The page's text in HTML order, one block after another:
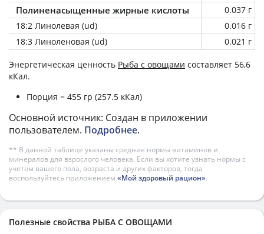
Полиненасыщенные жирные кислоты
0.037 г
18:2 Линолевая (ud)
0.016 г
18:3 Линоленовая (ud)
0.021 г
Энергетическая ценность Рыба с овощами составляет 56,6
кКал.
Порция = 455 гр (257.5 кКал)
Основной источник: Создан в приложении
пользователем. Подробнее.
** В данной таблице указаны средние нормы витаминов и
минералов для взрослого человека. Если вы хотите узнать нормы с
учетом вашего пола, возраста и других факторов, тогда
воспользуйтесь приложением «Мой здоровый рацион».
Полезные свойства РЫБА С ОВОЩАМИ